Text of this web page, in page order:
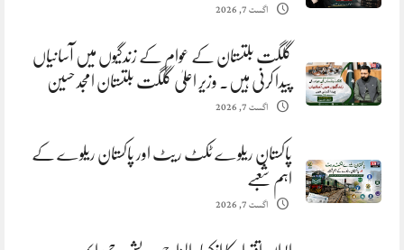
اگست 7, 2026
گلگت بلتستان کے عوام کے زندگیوں میں آسانیاں
پیدا کرنی ہیں. وزیر اعلیٰ گلگت بلتستان امجد حسین
اگست 7, 2026
پاکستان ریلوے ٹکٹ ریٹ اور پاکستان ریلوے کے
اہم شعبے
اگست 7, 2026